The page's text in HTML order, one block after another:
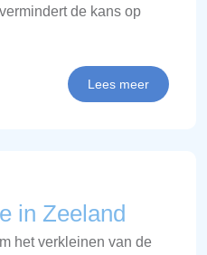
de kans op
Lees meer
in Zeeland
het verkleinen van de